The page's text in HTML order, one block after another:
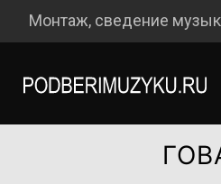
Монтаж, сведение